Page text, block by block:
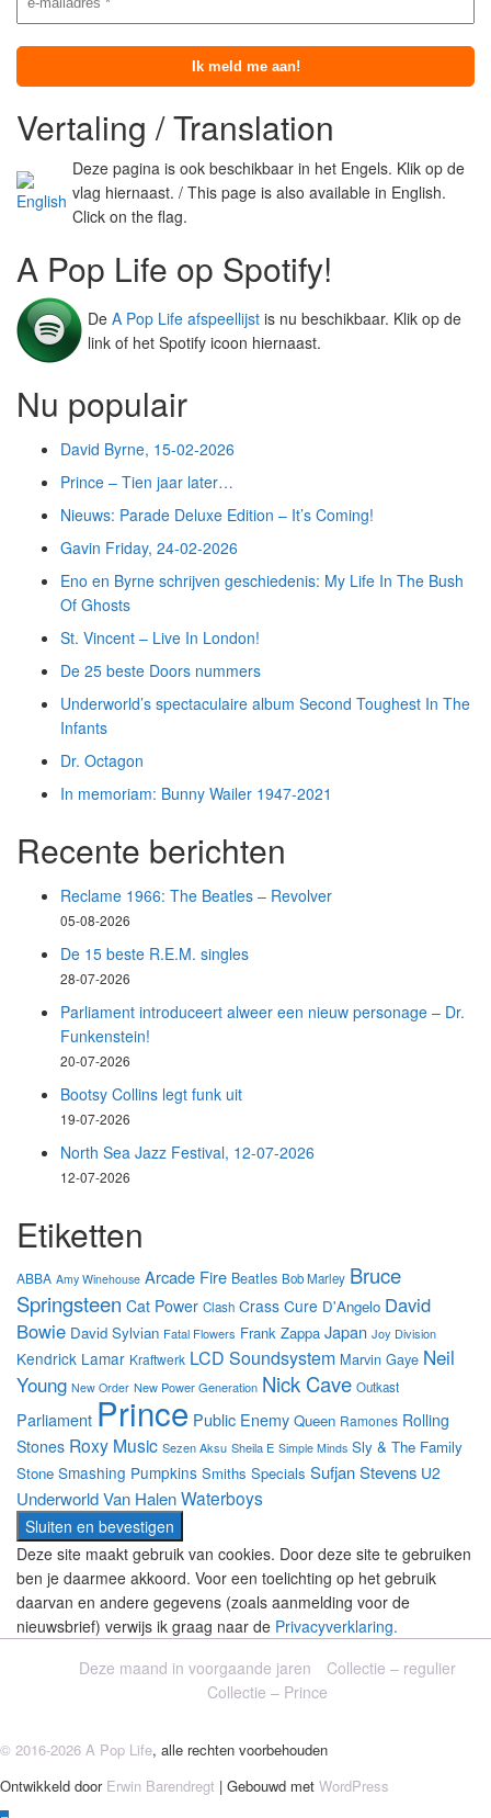
Vertaling / Translation
Deze pagina is ook beschikbaar in het Engels. Klik op de
vlag hiernaast. / This page is also available in English.
Click on the flag.
A Pop Life op Spotify!
De A Pop Life afspeellijst is nu beschikbaar. Klik op de
link of het Spotify icoon hiernaast.
Nu populair
David Byrne, 15-02-2026
Prince – Tien jaar later…
Nieuws: Parade Deluxe Edition – It’s Coming!
Gavin Friday, 24-02-2026
Eno en Byrne schrijven geschiedenis: My Life In The Bush
Of Ghosts
St. Vincent – Live In London!
De 25 beste Doors nummers
Underworld’s spectaculaire album Second Toughest In The
Infants
Dr. Octagon
In memoriam: Bunny Wailer 1947-2021
Recente berichten
Reclame 1966: The Beatles – Revolver
05-08-2026
De 15 beste R.E.M. singles
28-07-2026
Parliament introduceert alweer een nieuw personage – Dr.
Funkenstein!
20-07-2026
Bootsy Collins legt funk uit
19-07-2026
North Sea Jazz Festival, 12-07-2026
12-07-2026
Etiketten
ABBA Amy Winehouse Arcade Fire Beatles Bob Marley Bruce
Springsteen Cat Power Clash Crass Cure D'Angelo David
Bowie David Sylvian Fatal Flowers Frank Zappa Japan Joy Division
Kendrick Lamar Kraftwerk LCD Soundsystem Marvin Gaye Neil
Young New Order New Power Generation Nick Cave Outkast
Parliament Prince Public Enemy Queen Ramones Rolling
Stones Roxy Music Sezen Aksu Sheila E Simple Minds Sly & The Family
Stone Smashing Pumpkins Smiths Specials Sufjan Stevens U2
UnderworldVan HalenWaterboys
Deze site maakt gebruik van cookies. Door deze site te gebruiken
ben je daarmee akkoord. Voor een toelichting op het gebruik
daarvan en andere gegevens (zoals aanmelding voor de
nieuwsbrief) verwijs ik graag naar de Privacyverklaring.
Deze maand in voorgaande jaren
Collectie – regulier
Collectie – Prince
© 2016-2026 A Pop Life, alle rechten voorbehouden
Ontwikkeld door Erwin Barendregt | Gebouwd met WordPress